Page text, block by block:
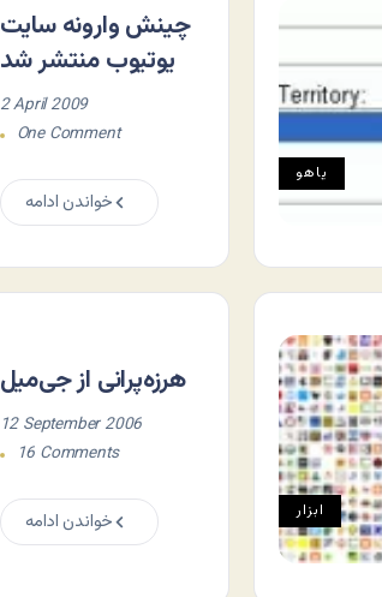
چینش وارونه سایت
یوتیوب منتشر شد
2 April 2009
One Comment
خواندن ادامه
ياهو
هرزه‌پرانی از جی‌میل
12 September 2006
16 Comments
خواندن ادامه ابزار